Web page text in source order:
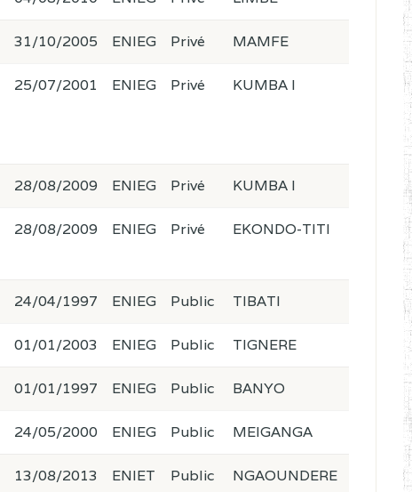
31/10/2005 ENIEG Privé MAMFE
25/07/2001 ENIEG Privé KUMBA I
28/08/2009 ENIEG Privé KUMBA I
28/08/2009 ENIEG Privé EKONDO-TITI
24/04/1997 ENIEG Public TIBATI
01/01/2003 ENIEG Public TIGNERE
01/01/1997 ENIEG Public BANYO
24/05/2000 ENIEG Public MEIGANGA
13/08/2013 ENIET Public
NGAOUNDERE